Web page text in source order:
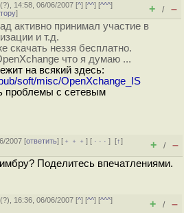
(?), 14:58, 06/06/2007 [^] [^^] [^^^]
] + / –
активно принимал участие в
и т.д.
скачать неззя бесплатно.
что я думаю ...
на всякий здесь:
soft/misc/OpenXchange_IS
проблемы с сетевым
2007 [ответить] [ ﹢﹢﹢] [ · · ·][↑]
+ / –
Поделитесь впечатлениями.
(?), 16:36, 06/06/2007 [^] [^^] [^^^]
+ / –